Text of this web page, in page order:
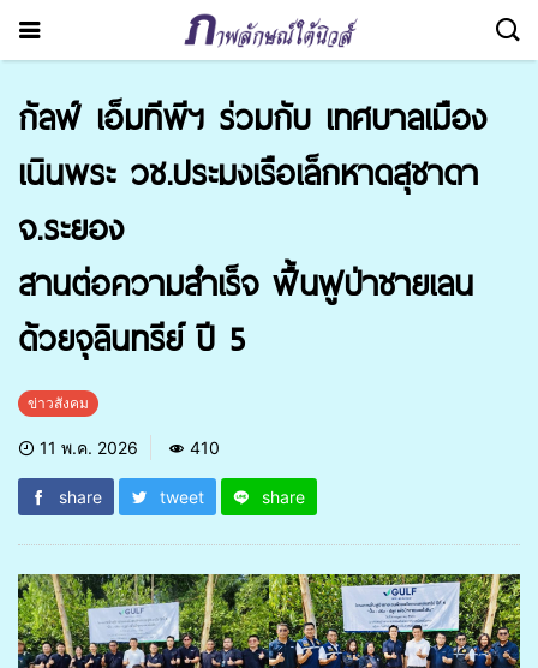
กัลฟ์ เอ็มทีพีฯ ร่วมกับ เทศบาลเมือง
เนินพระ วช.ประมงเรือเล็กหาดสุชาดา
จ.ระยอง
สานต่อความสำเร็จ ฟื้นฟูป่าชายเลน
ด้วยจุลินทรีย์ ปี 5
ข่าวสังคม
11 พ.ค. 2026 410
share tweet share